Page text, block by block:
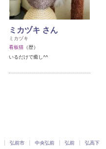
ミカヅキ さん
ミカヅキ
看板猫（歴）
いるだけで癒し^^
弘前市 中央弘前 弘前 弘高下